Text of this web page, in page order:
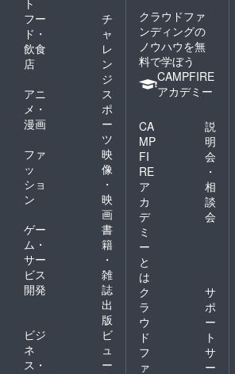
フー
ド・
飲食
店
チ
ャ
レ
ン
ジ
アニ
メ・
漫画
ス
ポ
ー
ツ
ファ
ッ
ショ
ン
映
像
・
映
画
ゲー
ム・
サー
ビス
開発
書
籍
・
雑
誌
出
版
ビジ
ネ
ス・
ビ
ュ
ー
クラウドファ
ンディングの
ノウハウを無
料で学ぼう
CAMPFIRE
アカデミー
CA
MP
FI
RE
ア
カ
デ
ミ
ー
と
は
説
明
会
・
相
談
会
ク
ラ
ウ
ド
フ
ァ
サ
ポ
ー
ト
サ
ー